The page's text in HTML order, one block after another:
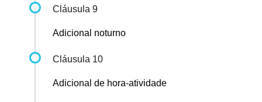
Cláusula 9
Adicional noturno
Cláusula 10
Adicional de hora-atividade